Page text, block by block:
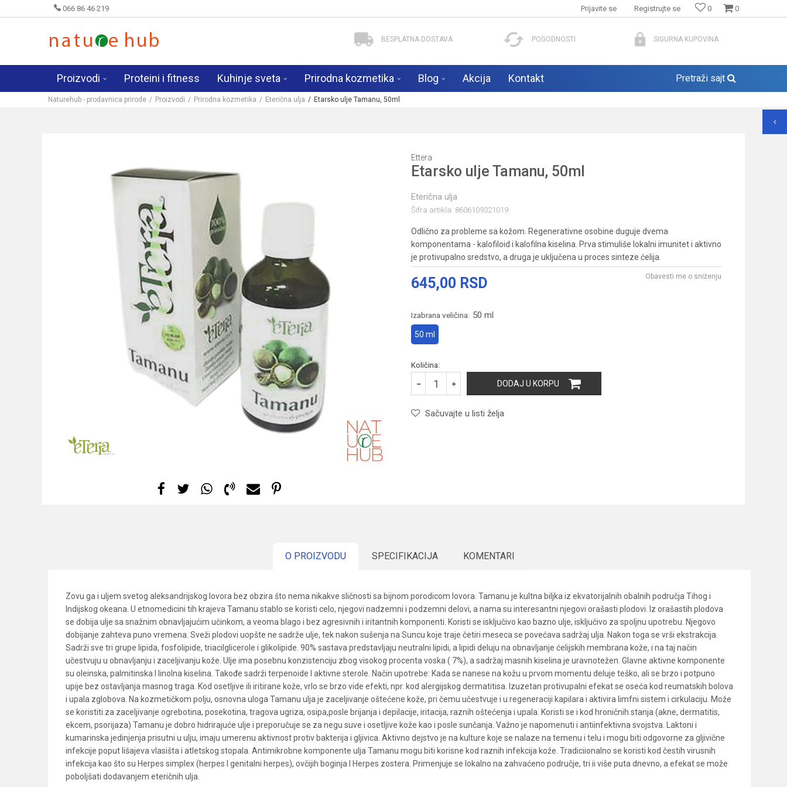
066 86 46 219 0
0
Prijavite se Registrujte se
BESPLATNA DOSTAVA POGODNOSTI SIGURNA KUPOVINA
Proizvodi Proteini i fitness Kuhinje sveta Prirodna kozmetika Blog Akcija Kontakt Pretraži sajt
Naturehub - prodavnica prirode Proizvodi Prirodna kozmetika Eterična ulja Etarsko ulje Tamanu, 50ml
Ettera
Etarsko ulje Tamanu, 50ml
Eterična ulja
Šifra artikla: 8606109321019
Odlično za probleme sa kožom. Regenerativne osobine duguje dvema
komponentama - kalofiloid i kalofilna kiselina. Prva stimuliše lokalni imunitet i aktivno
je protivupalno sredstvo, a druga je uključena u proces sinteze ćelija.
645,00 RSD Obavesti me o sniženju
Izabrana veličina: 50 ml
50 ml
Količina:
DODAJ U KORPU
Sačuvajte u listi želja
O PROIZVODU SPECIFIKACIJA KOMENTARI
Zovu ga i uljem svetog aleksandrijskog lovora bez obzira što nema nikakve sličnosti sa bijnom porodicom lovora. Tamanu je kultna biljka iz ekvatorijalnih obalnih područja Tihog i
Indijskog okeana. U etnomedicini tih krajeva Tamanu stablo se koristi celo, njegovi nadzemni i podzemni delovi, a nama su interesantni njegovi orašasti plodovi. Iz orašastih plodova
se dobija ulje sa snažnim obnavljajućim učinkom, a veoma blago i bez agresivnih i iritantnih komponenti. Koristi se isključivo kao bazno ulje, isključivo za spoljnu upotrebu. Njegovo
dobijanje zahteva puno vremena. Sveži plodovi uopšte ne sadrže ulje, tek nakon sušenja na Suncu koje traje četiri meseca se povećava sadržaj ulja. Nakon toga se vrši ekstrakcija.
Sadrži sve tri grupe lipida, fosfolipide, triacilglicerole i glikolipide. 90% sastava predstavljaju neutralni lipidi, a lipidi deluju na obnavljanje ćelijskih membrana kože, i na taj način
učestvuju u obnavljanju i zaceljivanju kože. Ulje ima posebnu konzistenciju zbog visokog procenta voska ( 7%), a sadržaj masnih kiselina je uravnotežen. Glavne aktivne komponente
su oleinska, palmitinska I linolna kiselina. Takođe sadrži terpenoide I aktivne sterole. Način upotrebe: Kada se nanese na kožu u prvom momentu deluje teško, ali se brzo i potpuno
upije bez ostavljanja masnog traga. Kod osetljive ili iritirane kože, vrlo se brzo vide efekti, npr. kod alergijskog dermatitisa. Izuzetan protivupalni efekat se oseća kod reumatskih bolova
i upala zglobova. Na kozmetičkom polju, osnovna uloga Tamanu ulja je zaceljivanje oštećene kože, pri čemu učestvuje i u regeneraciji kapilara i aktivira limfni sistem i cirkulaciju. Može
se koristiti za zaceljivanje ogrebotina, posekotina, tragova ugriza, osipa,posle brijanja i depilacije, iritacija, raznih oštećenja i upala. Koristi se i kod hroničnih stanja (akne, dermatitis,
ekcem, psorijaza) Tamanu je dobro hidrirajuće ulje i preporučuje se za negu suve i osetljive kože kao i posle sunčanja. Važno je napomenuti i antiinfektivna svojstva. Laktoni i
kumarinska jedinjenja prisutni u ulju, imaju umerenu aktivnost protiv bakterija i gljivica. Aktivno dejstvo je na kulture koje se nalaze na temenu i telu i mogu biti odgovorne za gljivične
infekcije poput lišajeva vlasišta i atletskog stopala. Antimikrobne komponente ulja Tamanu mogu biti korisne kod raznih infekcija kože. Tradiciionalno se koristi kod čestih virusnih
infekcija kao što su Herpes simplex (herpes I genitalni herpes), ovčijih boginja I Herpes zostera. Primenjuje se lokalno na zahvaćeno područje, tri ii više puta dnevno, a efekat se može
poboljšati dodavanjem eteričnih ulja.